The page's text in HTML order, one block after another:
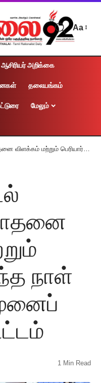
Aa
ஆசிரியர் அறிக்கை
தலையங்கம்
மேலும்
பிறந்த நாள் விழா தெருமுனைப் பிரச்சாரக் கூட்டம்
நாள்
1 Min Read